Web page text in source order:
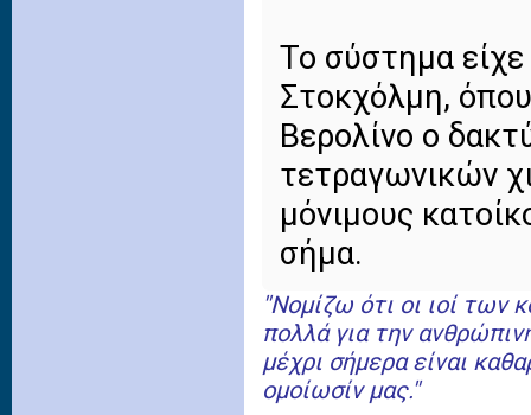
Το σύστημα
Στοκχόλμη,
Βερολίνο ο
τετραγωνικών
μόνιμους
σήμα.
''Νομίζω ότι οι ιοί των
πολλά για την
μέχρι σήμερα είναι
ομοίωσίν μας.''